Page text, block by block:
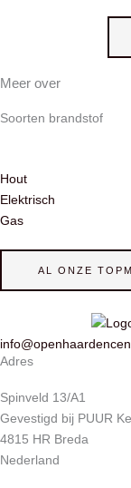
Meer over
Soorten brandstof
Hout
Elektrisch
Gas
AL ONZE
Adres
Spinveld 13/A1
Gevestigd bij PUUR
4815 HR Breda
Nederland